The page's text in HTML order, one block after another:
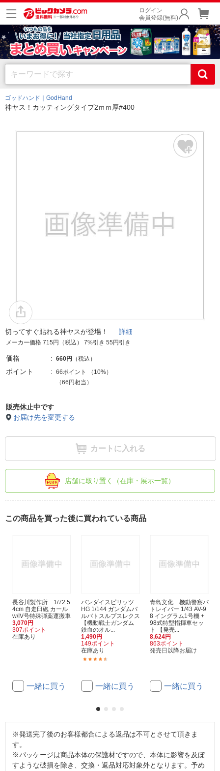
ログイン
会員登録(無料)
ゴッドハンド｜GodHand
神ヤス！カッティングタイプ2ｍｍ厚#400
切ってすぐ貼れる神ヤスが登場！ 詳細
メーカー価格 715円（税込） 7%引き 55円引き
価格 660円 （税込）
ポイント 66ポイント （ 10%）
（66円相当）
販売休止中です
お届け先を変更する
カートに入れる
店舗に取り置く（在庫・展示一覧）
この商品を買った後に買われている商品
長谷川製作所 1/72 5
4cm 自走臼砲 カール
w/IV号特殊弾薬運搬車
3,070円
307ポイント
在庫あり
一緒に買う
バンダイスピリッツ
HG 1/144 ガンダムバ
ルバトスルプスレクス
【機動戦士ガンダム
鉄血のオル...
1,490円
149ポイント
在庫あり
一緒に買う
青島文化 機動警察パ
トレイバー 1/43 AV-9
8 イングラム1号機 +
98式特型指揮車セッ
ト 【発売...
8,624円
863ポイント
発売日以降お届け
一緒に買う
※発送完了後のお客様都合による返品は不可とさせて頂きま
す。
※パッケージは商品本体の保護材ですので、本体に影響を及ぼ
すような破損を除き、交換・返品対応対象外となります。予め